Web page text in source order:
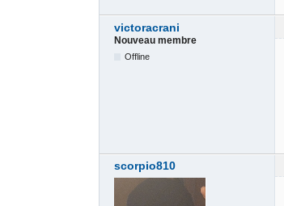
victoracrani
Nouveau membre
Offline
scorpio810